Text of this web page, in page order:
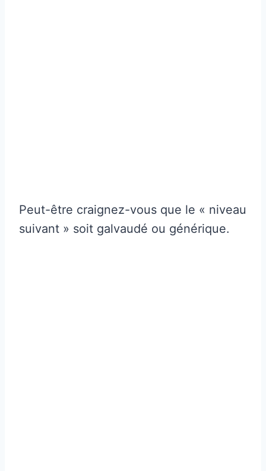
Peut-être craignez-vous que le « niveau
suivant » soit galvaudé ou générique.